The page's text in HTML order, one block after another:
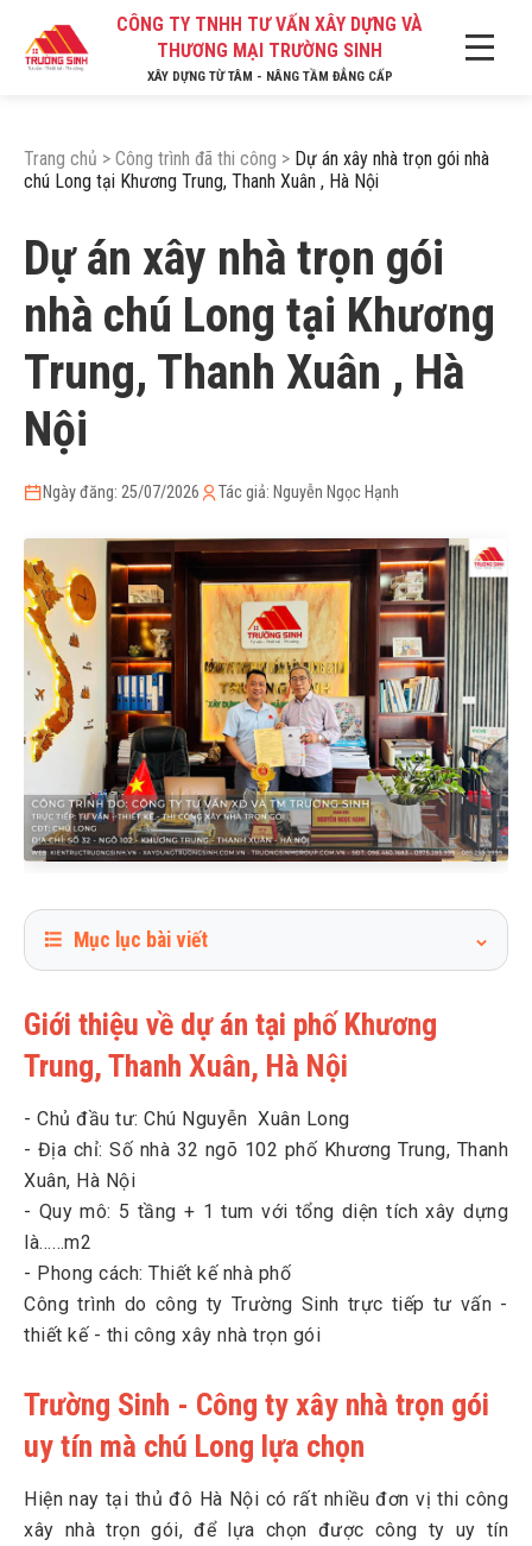
CÔNG TY TNHH TƯ VẤN XÂY DỰNG VÀ
THƯƠNG MẠI TRƯỜNG SINH
XÂY DỰNG TỪ TÂM - NÂNG TẦM ĐẲNG CẤP
Trang chủ > Công trình đã thi công > Dự án xây nhà trọn gói nhà
chú Long tại Khương Trung, Thanh Xuân , Hà Nội
Dự án xây nhà trọn gói
nhà chú Long tại Khương
Trung, Thanh Xuân , Hà
Nội
Ngày đăng: 25/07/2026 Tác giả: Nguyễn Ngọc Hạnh
Mục lục bài viết
Nội
Trường Sinh - Công ty xây nhà trọn gói uy tín mà chú Long
lựa chọn
3 Dịch vụ xin cấp phép xây dựng và thiết kế nhà ở cho chú
Long
4 Ký kết hợp đồng xây nhà trọn gói giữa chú Long và Trường
Sinh
5 Quy trình xây nhà trọn gói mà Trường Sinh triển khai
5.1 Chống văng, thi công đào móng nhà
5.2 Xây nhà trọn gói phần thô
7 Xây dựng Trường Sinh – Đồng hành cùng tổ ấm Việt
Giới thiệu về dự án tại phố Khương
Trung, Thanh Xuân, Hà Nội
- Chủ đầu tư: Chú Nguyễn Xuân Long
- Địa chỉ: Số nhà 32 ngõ 102 phố Khương Trung, Thanh
Xuân, Hà Nội
- Quy mô: 5 tầng + 1 tum với tổng diện tích xây dựng
là……m2
- Phong cách: Thiết kế nhà phố
Công trình do công ty Trường Sinh trực tiếp tư vấn -
thiết kế - thi công xây nhà trọn gói
Trường Sinh - Công ty xây nhà trọn gói
uy tín mà chú Long lựa chọn
Hiện nay tại thủ đô Hà Nội có rất nhiều đơn vị thi công
xây nhà trọn gói, để lựa chọn được công ty uy tín